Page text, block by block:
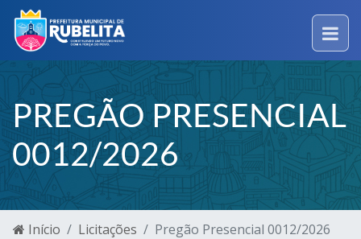
PREGÃO PRESENCIAL
0012/2026
Início Licitações Pregão Presencial 0012/2026